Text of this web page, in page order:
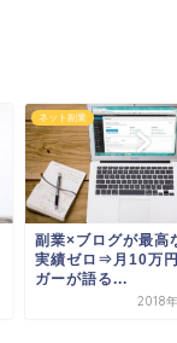
ネット副業
副業×ブログが最高
実績ゼロ⇒月10万
ガーが語る...
2018